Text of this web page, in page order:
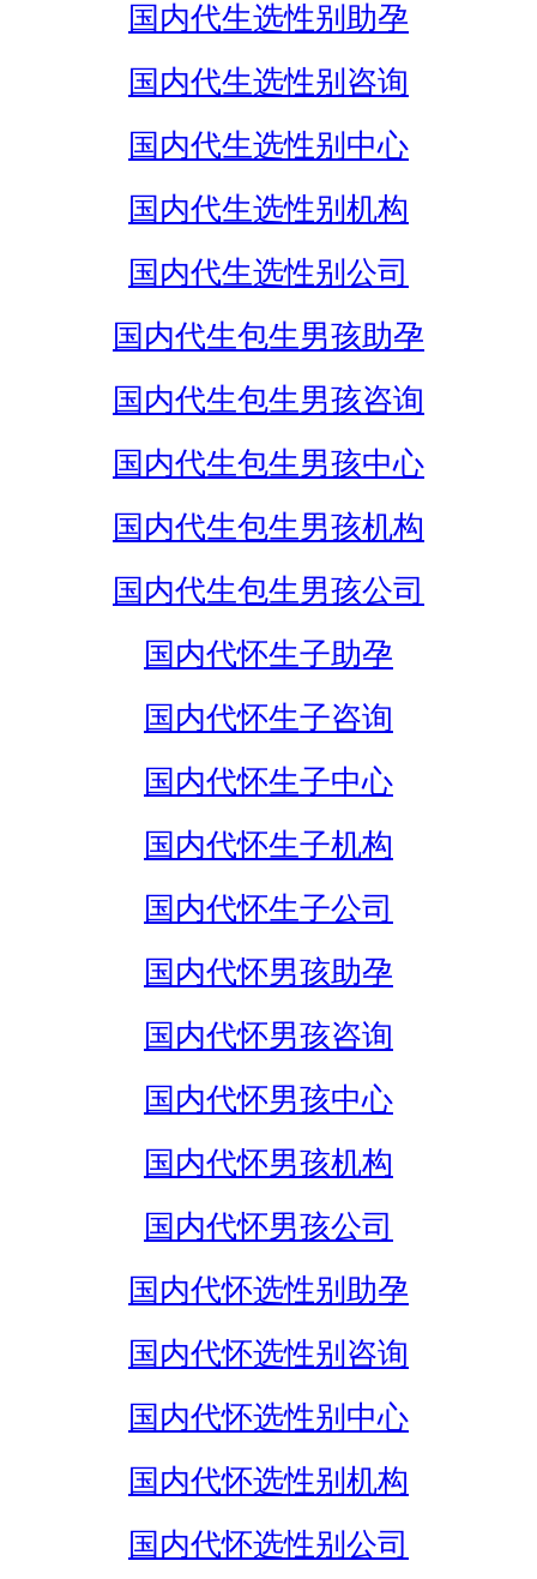
国内代生选性别助孕
国内代生选性别咨询
国内代生选性别中心
国内代生选性别机构
国内代生选性别公司
国内代生包生男孩助孕
国内代生包生男孩咨询
国内代生包生男孩中心
国内代生包生男孩机构
国内代生包生男孩公司
国内代怀生子助孕
国内代怀生子咨询
国内代怀生子中心
国内代怀生子机构
国内代怀生子公司
国内代怀男孩助孕
国内代怀男孩咨询
国内代怀男孩中心
国内代怀男孩机构
国内代怀男孩公司
国内代怀选性别助孕
国内代怀选性别咨询
国内代怀选性别中心
国内代怀选性别机构
国内代怀选性别公司